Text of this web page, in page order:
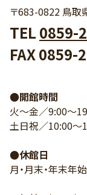
〒683-0822 鳥取
TEL 0859-
FAX 0859-
●開館時間
火～金／9:00～
土日祝／10:00～
●休館日
月・月末・年末年